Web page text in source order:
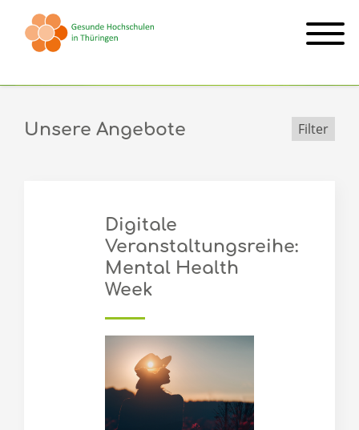
Unsere Angebote Filter
Digitale
Veranstaltungsreihe:
Mental Health
Week
Veranstaltung